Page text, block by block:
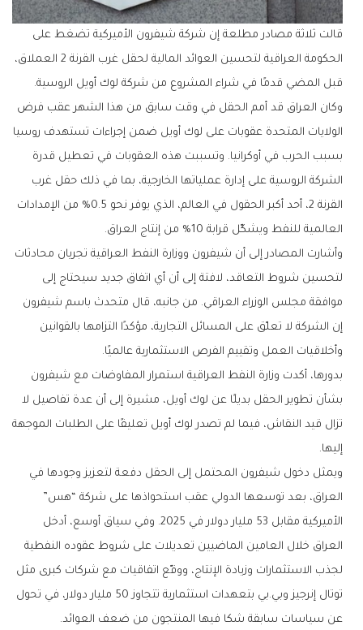
قالت ثلاثة مصادر مطلعة إن شركة شيفرون الأميركية تضغط على
الحكومة العراقية لتحسين العوائد المالية لحقل غرب القرنة 2 العملاق،
قبل المضي قدمًا في شراء المشروع من شركة لوك أويل الروسية.
وكان العراق قد أمم الحقل في وقت سابق من هذا الشهر عقب فرض
الولايات المتحدة عقوبات على لوك أويل ضمن إجراءات تستهدف روسيا
بسبب الحرب في أوكرانيا. وتسببت هذه العقوبات في تعطيل قدرة
الشركة الروسية على إدارة عملياتها الخارجية، بما في ذلك حقل غرب
القرنة 2، أحد أكبر الحقول في العالم، الذي يوفر نحو 0.5% من الإمدادات
العالمية للنفط ويشكّل قرابة 10% من إنتاج العراق.
وأشارت المصادر إلى أن شيفرون ووزارة النفط العراقية تجريان محادثات
لتحسين شروط التعاقد، لافتة إلى أن أي اتفاق جديد سيحتاج إلى
موافقة مجلس الوزراء العراقي. من جانبه، قال متحدث باسم شيفرون
إن الشركة لا تعلّق على المسائل التجارية، مؤكدًا التزامها بالقوانين
وأخلاقيات العمل وتقييم الفرص الاستثمارية عالميًا.
بدورها، أكدت وزارة النفط العراقية استمرار المفاوضات مع شيفرون
بشأن تطوير الحقل بديلًا عن لوك أويل، مشيرة إلى أن عدة تفاصيل لا
تزال قيد النقاش، فيما لم تصدر لوك أويل تعليقًا على الطلبات الموجهة
إليها.
ويمثل دخول شيفرون المحتمل إلى الحقل دفعة لتعزيز وجودها في
العراق، بعد توسعها الدولي عقب استحواذها على شركة “هس”
الأميركية مقابل 53 مليار دولار في 2025. وفي سياق أوسع، أدخل
العراق خلال العامين الماضيين تعديلات على شروط عقوده النفطية
لجذب الاستثمارات وزيادة الإنتاج، ووقّع اتفاقيات مع شركات كبرى مثل
توتال إنرجيز وبي.بي بتعهدات استثمارية تتجاوز 50 مليار دولار، في تحول
عن سياسات سابقة شكا فيها المنتجون من ضعف العوائد.